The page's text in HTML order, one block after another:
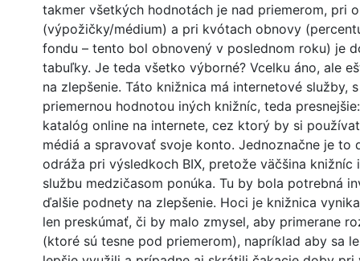
takmer všetkých hodnotách je nad priemerom, pri
(výpožičky/médium) a pri kvótach obnovy
fondu – tento bol obnovený v poslednom roku) je
tabuľky. Je teda všetko výborné? Vcelku áno, ale
na zlepšenie. Táto knižnica má internetové služby,
priemernou hodnotou iných knižníc, teda
katalóg online na internete, cez ktorý by si
médiá a spravovať svoje konto. Jednoznačne je to
odráža pri výsledkoch BIX, pretože väčšina
službu medzičasom ponúka. Tu by bola potrebná
ďalšie podnety na zlepšenie. Hoci je knižnica
len preskúmať, či by malo zmysel, aby primerane
(ktoré sú tesne pod priemerom), napríklad aby sa